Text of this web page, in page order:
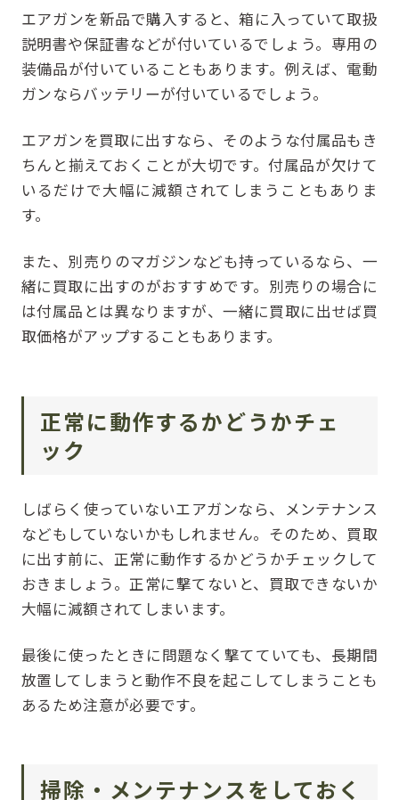
エアガンを新品で購入すると、箱に入っていて取扱
説明書や保証書などが付いているでしょう。専用の
装備品が付いていることもあります。例えば、電動
ガンならバッテリーが付いているでしょう。
エアガンを買取に出すなら、そのような付属品もき
ちんと揃えておくことが大切です。付属品が欠けて
いるだけで大幅に減額されてしまうこともありま
す。
また、別売りのマガジンなども持っているなら、一
緒に買取に出すのがおすすめです。別売りの場合に
は付属品とは異なりますが、一緒に買取に出せば買
取価格がアップすることもあります。
正常に動作するかどうかチェ
ック
しばらく使っていないエアガンなら、メンテナンス
などもしていないかもしれません。そのため、買取
に出す前に、正常に動作するかどうかチェックして
おきましょう。正常に撃てないと、買取できないか
大幅に減額されてしまいます。
最後に使ったときに問題なく撃てていても、長期間
放置してしまうと動作不良を起こしてしまうことも
あるため注意が必要です。
掃除・メンテナンスをしておく